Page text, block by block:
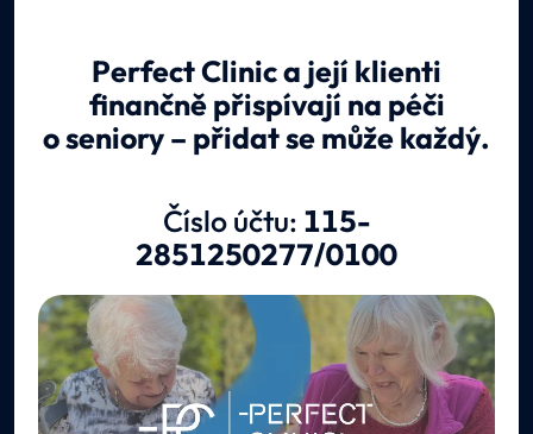
Perfect Clinic a její klienti
finančně přispívají na péči
o seniory – přidat se může každý.
Číslo účtu: 115-
2851250277/0100